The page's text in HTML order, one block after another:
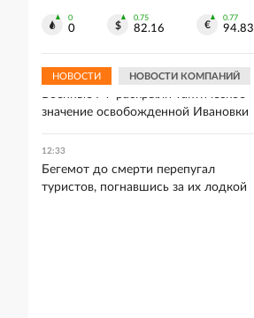
0
0
0.75
82.16
0.77
94.83
НОВОСТИ НОВОСТИ КОМПАНИЙ
"Фламинго", авиабомбы, снаряды
12:37
Военные РФ раскрыли тактическое
значение освобожденной Ивановки
12:33
Бегемот до смерти перепугал
туристов, погнавшись за их лодкой